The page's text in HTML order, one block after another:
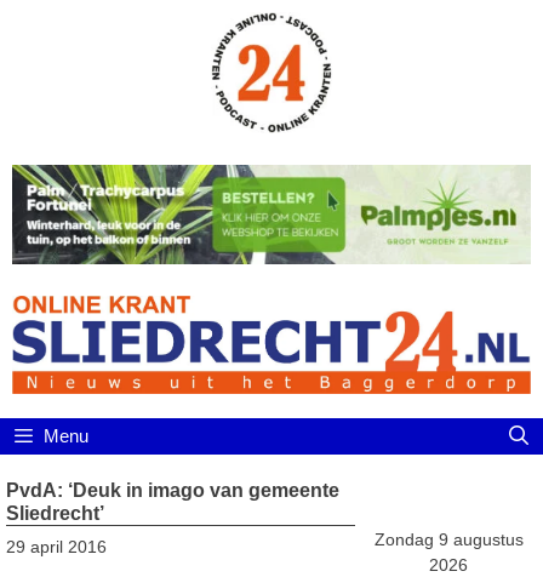
Menu
PvdA: ‘Deuk in imago van gemeente
Sliedrecht’
29 april 2016
Zondag 9 augustus
2026